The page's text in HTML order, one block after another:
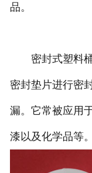
品。
密封式塑料桶
密封垫片进行密
漏。它常被应用
漆以及化学品等。